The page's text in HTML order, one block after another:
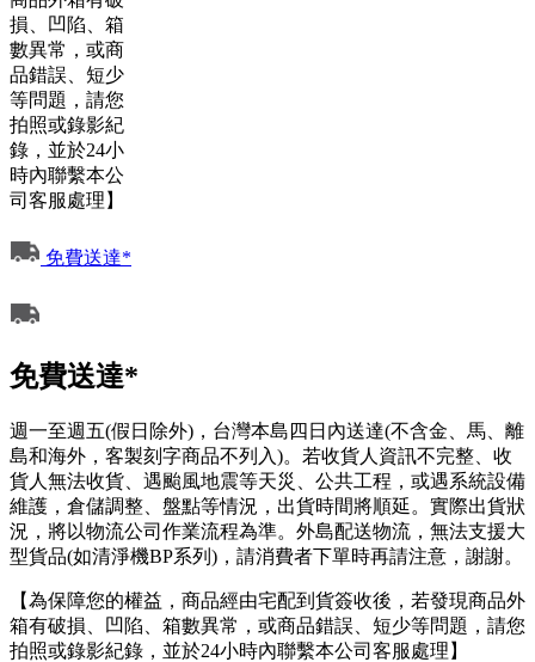
損、凹陷、箱
數異常，或商
品錯誤、短少
等問題，請您
拍照或錄影紀
錄，並於24小
時內聯繫本公
司客服處理】
免費送達*
免費送達*
週一至週五(假日除外)，台灣本島四日內送達(不含金、馬、離
島和海外，客製刻字商品不列入)。若收貨人資訊不完整、收
貨人無法收貨、遇颱風地震等天災、公共工程，或遇系統設備
維護，倉儲調整、盤點等情況，出貨時間將順延。實際出貨狀
況，將以物流公司作業流程為準。外島配送物流，無法支援大
型貨品(如清淨機BP系列)，請消費者下單時再請注意，謝謝。
【為保障您的權益，商品經由宅配到貨簽收後，若發現商品外
箱有破損、凹陷、箱數異常，或商品錯誤、短少等問題，請您
拍照或錄影紀錄，並於24小時內聯繫本公司客服處理】